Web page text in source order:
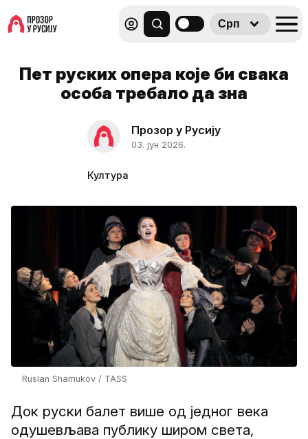
Срп
Пет руских опера које би свака
особа требало да зна
Прозор у Русију
03. јун 2026.
Култура
Ruslan Shamukov / TASS
Док руски балет више од једног века
одушевљава публику широм света,